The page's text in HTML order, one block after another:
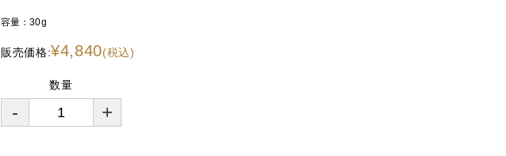
容量：30g
販売価格:¥4,840(税込)
数量
- +